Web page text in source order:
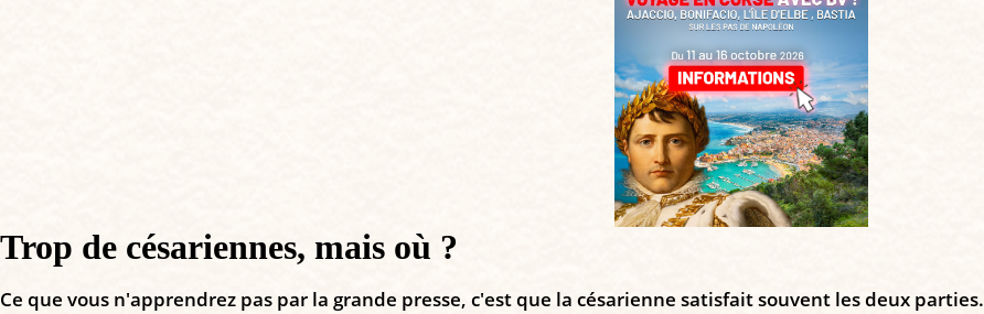
Trop de césariennes, mais où ?
Ce que vous n'apprendrez pas par la grande presse, c'est que la césarienne satisfait souvent les deux parties.